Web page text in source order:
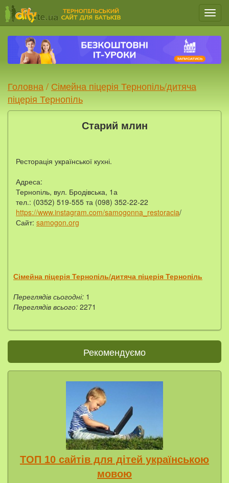
Меню
Головна / Сімейна піцерія Тернопіль/дитяча
піцерія Тернопіль
Старий млин
Ресторація української кухні.
Адреса:
Тернопіль, вул. Бродівська, 1а
тел.: (0352) 519-555 та (098) 352-22-22
https://www.instagram.com/samogonna_restoracia/
Сайт: samogon.org
Сімейна піцерія Тернопіль/дитяча піцерія Тернопіль
Переглядів сьогодні: 1
Переглядів всього: 2271
Рекомендуємо
ТОП 10 сайтів для дітей українською
мовою